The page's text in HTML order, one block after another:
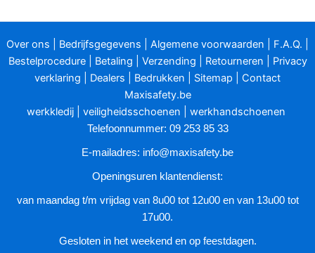
Deze
kan
gekozen
worden
op
de
Over ons Bedrijfsgegevens Algemene voorwaarden F.A.Q.
Bestelprocedure| Betaling Verzending Retourneren
Privacy
verklaring
Dealers Bedrukken Sitemap
Contact
Maxisafety.be
werkkledij
veiligheidsschoenen werkhandschoenen
Telefoonnummer: 09 253 85 33
E-mailadres: info@maxisafety.be
Openingsuren klantendienst:
van maandag t/m vrijdag van 8u00 tot 12u00 en van 13u00 tot
17u00.
Gesloten in het weekend en op feestdagen.